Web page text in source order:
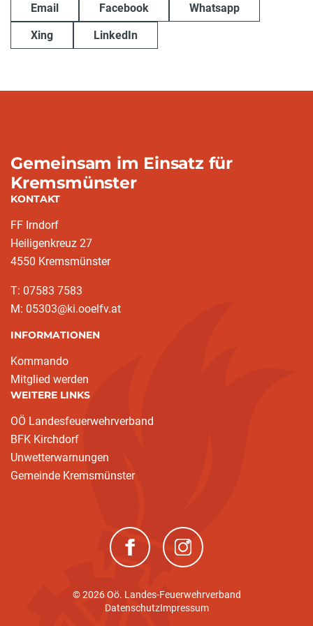
Email Facebook Whatsapp
Xing LinkedIn
Gemeinsam im Einsatz für
Kremsmünster
KONTAKT
FF Irndorf
Heiligenkreuz 27
4550 Kremsmünster
T: 07583 7583
M: 05303@ki.ooelfv.at
INFORMATIONEN
Kommando
Mitglied werden
WEITERE LINKS
OÖ Landesfeuerwehrverband
BFK Kirchdorf
Unwetterwarnungen
Gemeinde Kremsmünster
(neues Fenster)(neues Fenster)
© 2026 Oö. Landes-Feuerwehrverband
DatenschutzImpressum